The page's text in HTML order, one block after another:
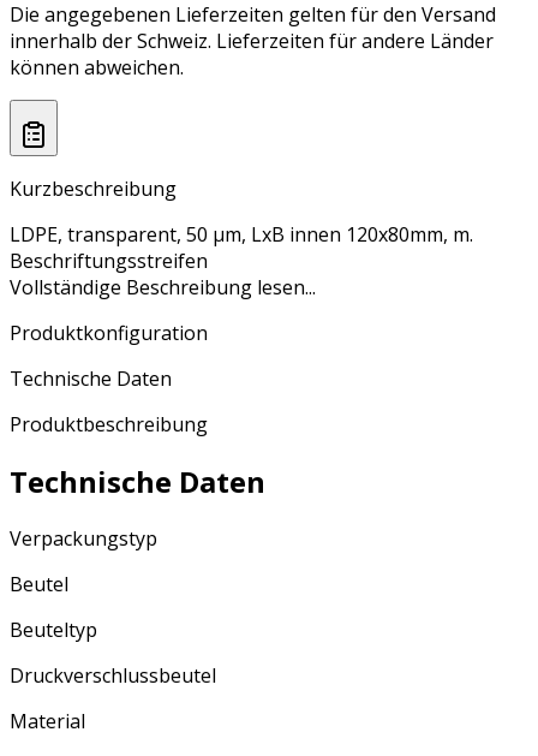
Die angegebenen Lieferzeiten gelten für den Versand
innerhalb der Schweiz. Lieferzeiten für andere Länder
können abweichen.
Kurzbeschreibung
LDPE, transparent, 50 µm, LxB innen 120x80mm, m.
Beschriftungsstreifen
Vollständige Beschreibung lesen...
Produktkonfiguration
Technische Daten
Produktbeschreibung
Technische Daten
Verpackungstyp
Beutel
Beuteltyp
Druckverschlussbeutel
Material